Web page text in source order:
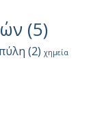
(5)
(2) χημεία